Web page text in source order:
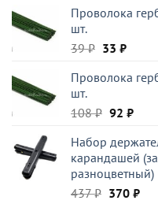
Проволока
шт.
39₽ 33 ₽
33 ₽.
Проволока
шт.
108₽
108 ₽.
92 ₽
92
Набор
карандашей
разноцветный)
437₽ 370 ₽